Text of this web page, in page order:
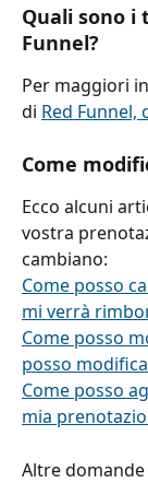
Quali sono i
Funnel?
Per maggiori
di Red Funnel,
Come
Ecco alcuni
vostra
cambiano:
Come posso
mi verrà
Come posso
posso
Come posso
mia
Altre